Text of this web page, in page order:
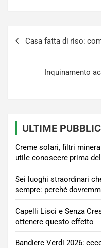
Casa fatta di riso:
Inquinamento
ULTIME
Creme solari, filtri
utile conoscere prima
Sei luoghi straordinari
sempre: perché
Capelli Lisci e Senza
ottenere questo effetto
Bandiere Verdi 2026: